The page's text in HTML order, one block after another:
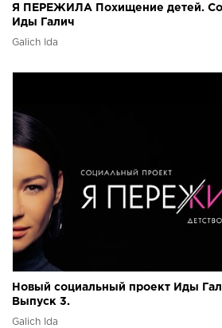
Я ПЕРЕЖИЛА Похищение детей.
Иды Галич
Galich Ida
Новый социальный проект Иды
Выпуск 3.
Galich Ida